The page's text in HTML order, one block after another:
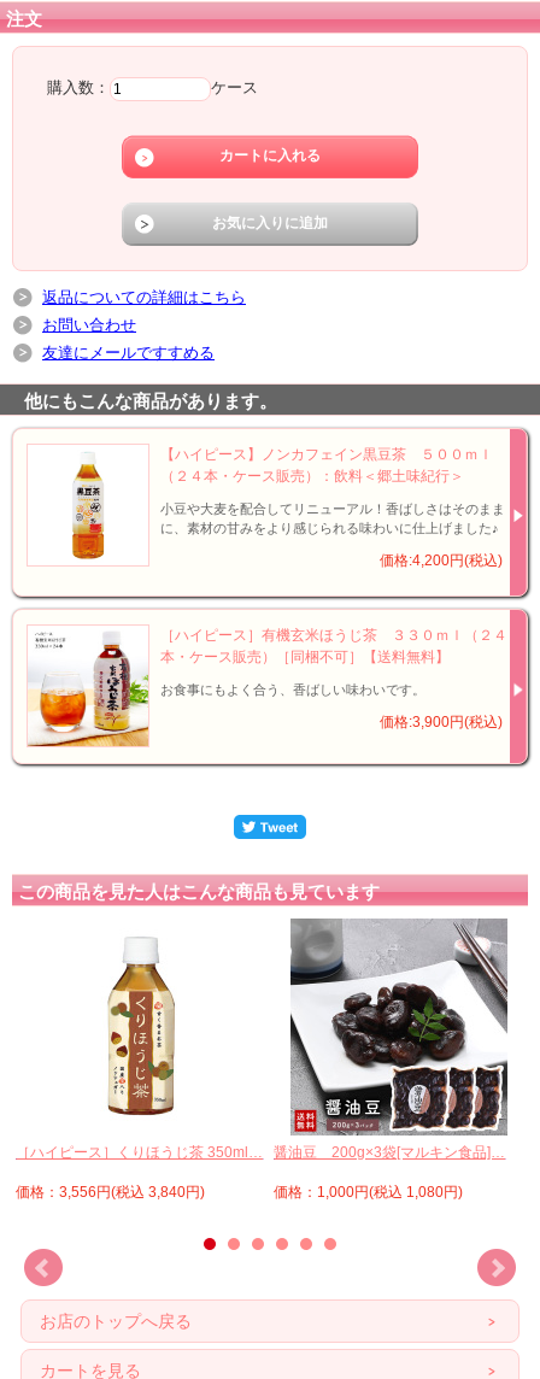
注文
購入数： ケース
返品についての詳細はこちら
お問い合わせ
友達にメールですすめる
他にもこんな商品があります。
【ハイピース】ノンカフェイン黒豆茶 ５００ｍｌ
（２４本・ケース販売）：飲料＜郷土味紀行＞
小豆や大麦を配合してリニューアル！香ばしさはそのまま
に、素材の甘みをより感じられる味わいに仕上げました♪
価格:4,200円(税込)
［ハイピース］有機玄米ほうじ茶 ３３０ｍｌ（２４
本・ケース販売）［同梱不可］【送料無料】
お食事にもよく合う、香ばしい味わいです。
価格:3,900円(税込)
この商品を見た人はこんな商品も見ています
［ハイピース］くりほうじ茶 350ml…
価格：3,556円(税込 3,840円)
醤油豆 200g×3袋[マルキン食品]…
価格：1,000円(税込 1,080円)
お店のトップへ戻る
カートを見る